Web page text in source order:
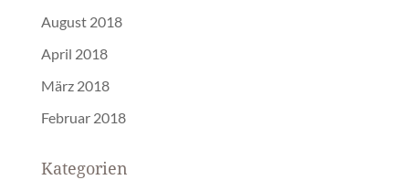
August 2018
April 2018
März 2018
Februar 2018
Kategorien